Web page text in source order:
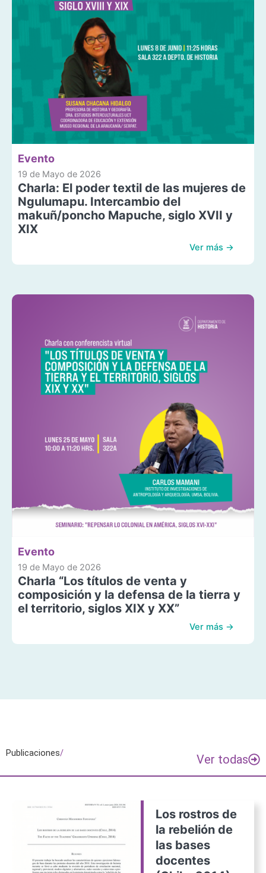
Evento
19 de Mayo de 2026
Charla: El poder textil de las mujeres de
Ngulumapu. Intercambio del
makuñ/poncho Mapuche, siglo XVII y
XIX
Ver más →
Evento
19 de Mayo de 2026
Charla “Los títulos de venta y
composición y la defensa de la tierra y
el territorio, siglos XIX y XX”
Ver más →
Publicaciones/ Ver todas
Los rostros de
la rebelión de
las bases
docentes